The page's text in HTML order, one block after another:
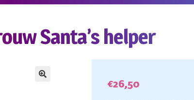
Santa’s helper
€26,50